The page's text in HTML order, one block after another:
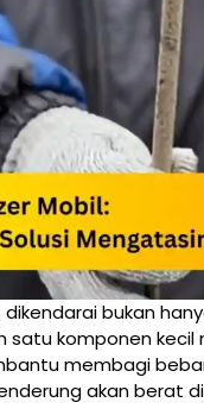
bukan
satu komponen
membagi
akan berat di